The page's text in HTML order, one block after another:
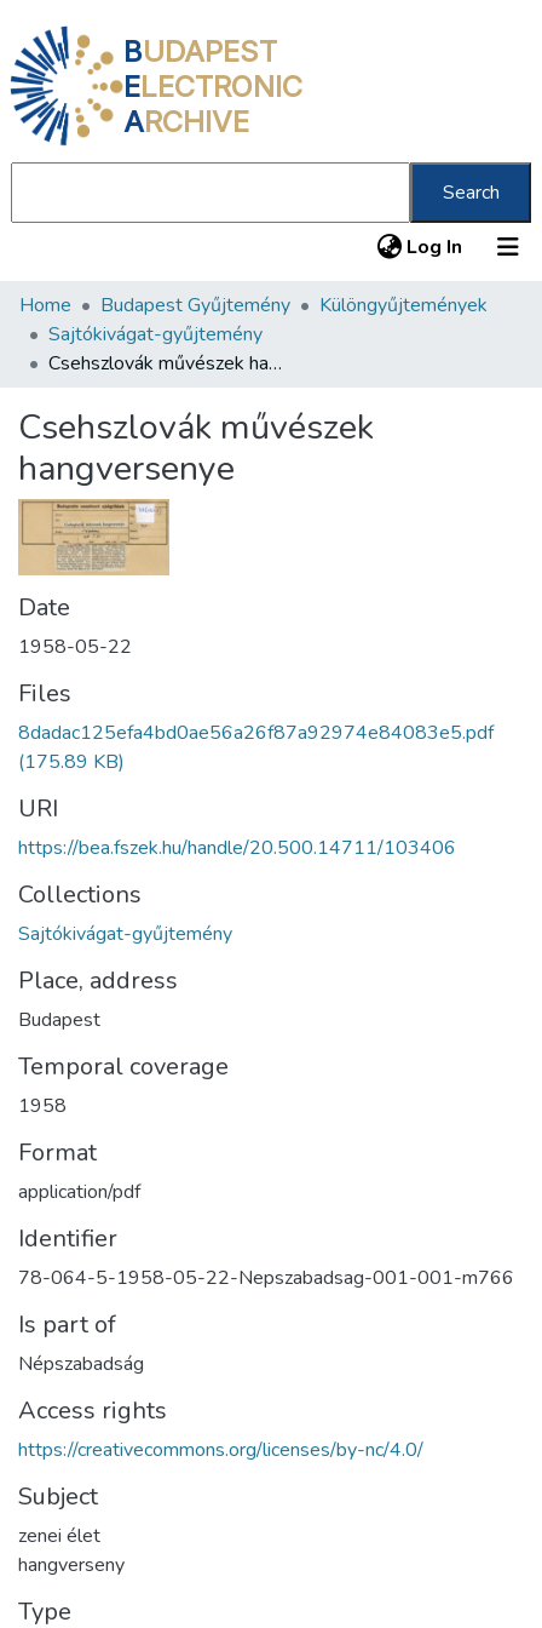
BUDAPEST
ELECTRONIC
ARCHIVE
Search
Log In (current)
Communities & Collections
All of DSpace
About us
Home Budapest Gyűjtemény
Különgyűjtemények
Sajtókivágat-gyűjtemény
Csehszlovák művészek hangversenye
Csehszlovák művészek
hangversenye
Date
1958-05-22
Files
8dadac125efa4bd0ae56a26f87a92974e84083e5.pdf
(175.89 KB)
URI
https://bea.fszek.hu/handle/20.500.14711/103406
Collections
Sajtókivágat-gyűjtemény
Place, address
Budapest
Temporal coverage
1958
Format
application/pdf
Identifier
78-064-5-1958-05-22-Nepszabadsag-001-001-m766
Is part of
Népszabadság
Access rights
https://creativecommons.org/licenses/by-nc/4.0/
Subject
zenei élet
hangverseny
Type